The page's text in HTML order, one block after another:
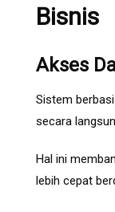
Bisnis
Akses
Sistem
secara
Hal ini
lebih cepat